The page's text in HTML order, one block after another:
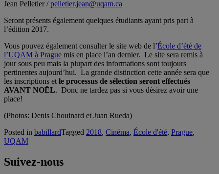
Jean Pelletier /pelletier.jean@uqam.ca
Seront présents également quelques étudiants ayant pris part à
l’édition 2017.
Vous pouvez également consulter le site web de l’École d’été de
l’UQAM à Prague mis en place l’an dernier. Le site sera remis à
jour sous peu mais la plupart des informations sont toujours
pertinentes aujourd’hui. La grande distinction cette année sera que
les inscriptions et le processus de sélection seront effectués
AVANT NOËL. Donc ne tardez pas si vous désirez avoir une
place!
(Photos: Denis Chouinard et Juan Rueda)
Posted in babillardTagged 2018, Cinéma, École d'été, Prague,
UQAM
Suivez-nous